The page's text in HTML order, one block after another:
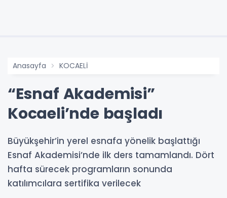
Anasayfa KOCAELİ
“Esnaf Akademisi”
Kocaeli’nde başladı
Büyükşehir’in yerel esnafa yönelik başlattığı
Esnaf Akademisi’nde ilk ders tamamlandı. Dört
hafta sürecek programların sonunda
katılımcılara sertifika verilecek